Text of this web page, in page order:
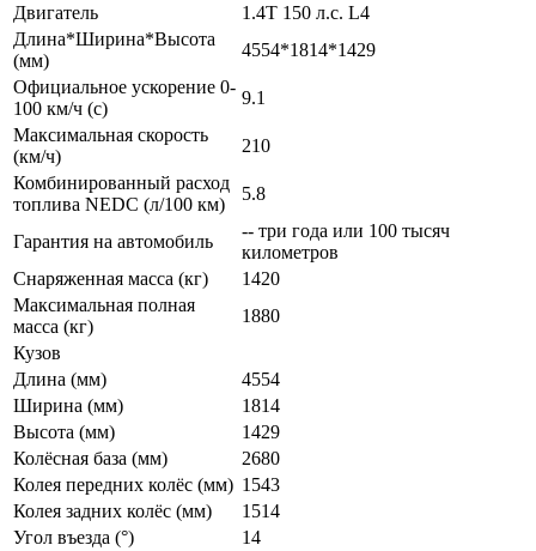
Двигатель
1.4T 150 л.с. L4
Длина*Ширина*Высота
(мм)
4554*1814*1429
Официальное ускорение 0-
100 км/ч (с)
9.1
Максимальная скорость
(км/ч)
210
Комбинированный расход
топлива NEDC (л/100 км)
5.8
Гарантия на автомобиль
-- три года или 100 тысяч
километров
Снаряженная масса (кг)
1420
Максимальная полная
масса (кг)
1880
Кузов
Длина (мм)
4554
Ширина (мм)
1814
Высота (мм)
1429
Колёсная база (мм)
2680
Колея передних колёс (мм) 1543
Колея задних колёс (мм)
1514
Угол въезда (°)
14